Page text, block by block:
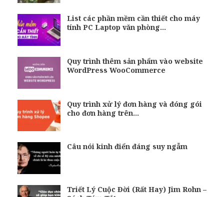
List các phần mềm cần thiết cho máy
tính PC Laptop văn phòng…
Quy trình thêm sản phẩm vào website
WordPress WooCommerce
Quy trình xử lý đơn hàng và đóng gói
cho đơn hàng trên…
Câu nói kinh điển đáng suy ngẫm
Triết Lý Cuộc Đời (Rất Hay) Jim Rohn –